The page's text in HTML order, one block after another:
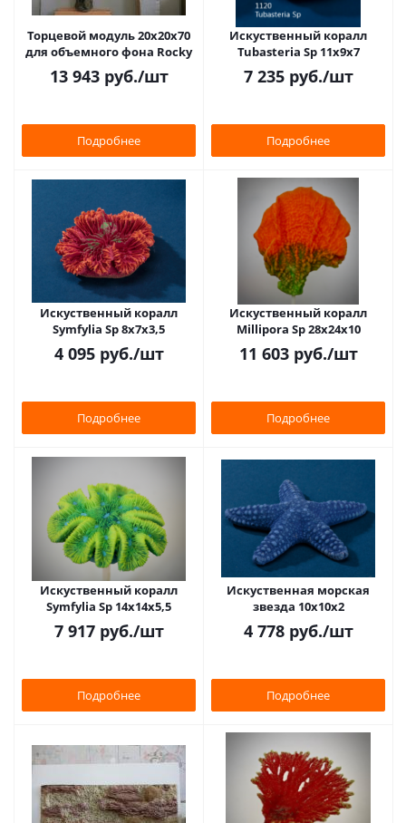
Торцевой модуль 20х20х70
для объемного фона Rocky
13 943руб./шт
Подробнее
Искуственный коралл
Tubasteria Sp 11x9x7
7 235руб./шт
Подробнее
Искуственный коралл
Symfylia Sp 8x7x3,5
4 095руб./шт
Подробнее
Искуственный коралл
Millipora Sp 28x24x10
11 603руб./шт
Подробнее
Искуственный коралл
Symfylia Sp 14x14x5,5
7 917руб./шт
Подробнее
Искуственная морская
звезда 10x10x2
4 778руб./шт
Подробнее